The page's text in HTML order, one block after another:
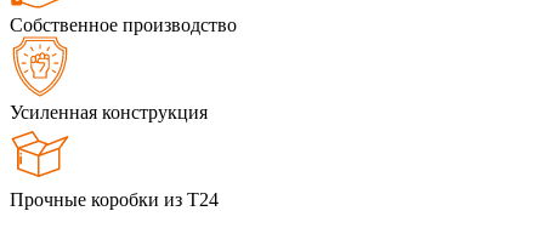
Собственное производство
Усиленная конструкция
Прочные коробки из Т24